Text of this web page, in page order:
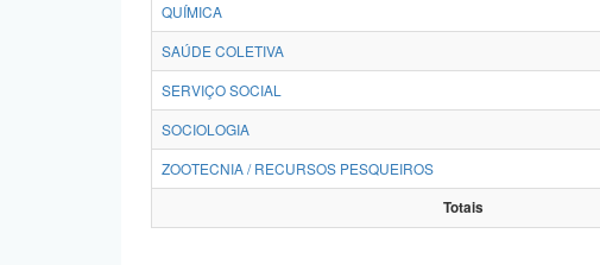
QUÍMICA
SAÚDE COLETIVA
SERVIÇO SOCIAL
SOCIOLOGIA
ZOOTECNIA / RECURSOS PESQUEIROS
Totais